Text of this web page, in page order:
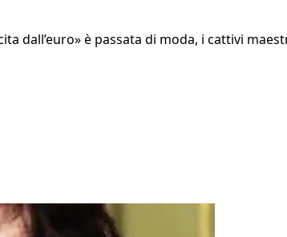
dall’euro» è passata di moda, i cattivi